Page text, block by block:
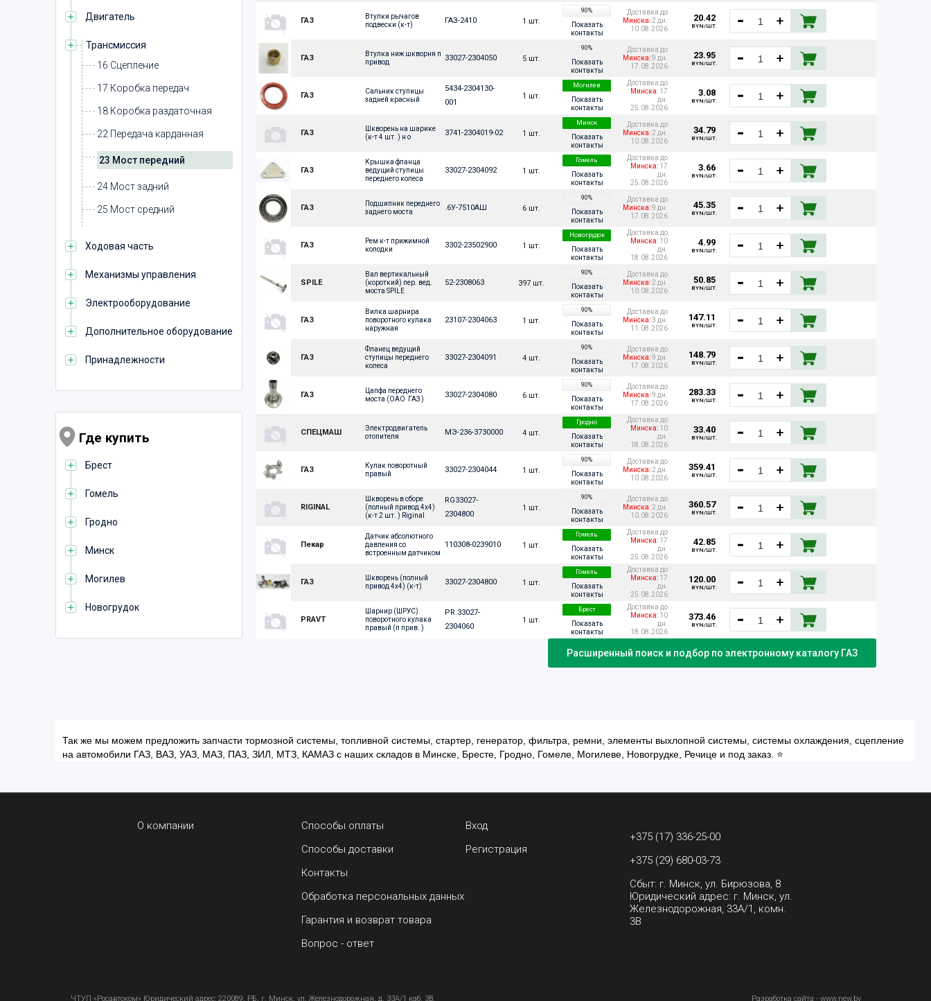
Двигатель
Трансмиссия
16 Сцепление
17 Коробка передач
18 Коробка раздаточная
22 Передача карданная
23 Мост передний
24 Мост задний
25 Мост средний
Ходовая часть
Механизмы управления
Электрооборудование
Дополнительное оборудование
Принадлежности
Где купить
Брест
Гомель
Гродно
Минск
Могилев
Новогрудок
ГАЗ
Втулки рычагов
подвески (к-т)
ГАЗ-2410 1 шт.
90%
Показать
контакты
Доставка до
Минска:2 дн.
10.08.2026
20.42
BYN/ШТ.
ГАЗ
Втулка ниж шкворня п
привод
33027-2304050 5 шт.
90%
Показать
контакты
Доставка до
Минска:9 дн.
17.08.2026
23.95
BYN/ШТ.
ГАЗ
Сальник ступицы
задней красный
5434-2304130-
001
1 шт.
Могилев
Показать
контакты
Доставка до
Минска:17
дн.
25.08.2026
3.08
BYN/ШТ.
ГАЗ
Шкворень на шарике
(к-т 4 шт. ) н о
3741-2304019-02 1 шт.
Минск
Показать
контакты
Доставка до
Минска:2 дн.
10.08.2026
34.79
BYN/ШТ.
ГАЗ
Крышка фланца
ведущий ступицы
переднего колеса
33027-2304092 1 шт.
Гомель
Показать
контакты
Доставка до
Минска:17
дн.
25.08.2026
3.66
BYN/ШТ.
ГАЗ
Подшипник переднего
заднего моста
.6У-7510АШ 6 шт.
90%
Показать
контакты
Доставка до
Минска:9 дн.
17.08.2026
45.35
BYN/ШТ.
ГАЗ
Рем к-т прижимной
колодки
3302-23502900 1 шт.
Новогрудок
Показать
контакты
Доставка до
Минска:10
дн.
18.08.2026
4.99
BYN/ШТ.
SPILE
Вал вертикальный
(короткий) пер. вед.
моста SPILE
52-2308063 397 шт.
90%
Показать
контакты
Доставка до
Минска:2 дн.
10.08.2026
50.85
BYN/ШТ.
ГАЗ
Вилка шарнира
поворотного кулака
наружная
23107-2304063 1 шт.
90%
Показать
контакты
Доставка до
Минска:3 дн.
11.08.2026
147.11
BYN/ШТ.
ГАЗ
Фланец ведущий
ступицы переднего
колеса
33027-2304091 4 шт.
90%
Показать
контакты
Доставка до
Минска:9 дн.
17.08.2026
148.79
BYN/ШТ.
ГАЗ
Цапфа переднего
моста (ОАО  ГАЗ )
33027-2304080 6 шт.
90%
Показать
контакты
Доставка до
Минска:9 дн.
17.08.2026
283.33
BYN/ШТ.
СПЕЦМАШ
Электродвигатель
отопителя
МЭ-236-3730000 4 шт.
Гродно
Показать
контакты
Доставка до
Минска:10
дн.
18.08.2026
33.40
BYN/ШТ.
ГАЗ
Кулак поворотный
правый
33027-2304044 1 шт.
90%
Показать
контакты
Доставка до
Минска:2 дн.
10.08.2026
359.41
BYN/ШТ.
RIGINAL
Шкворень в сборе
(полный привод 4х4)
(к-т 2 шт. ) Riginal
RG33027-
2304800
1 шт.
90%
Показать
контакты
Доставка до
Минска:2 дн.
10.08.2026
360.57
BYN/ШТ.
Пекар
Датчик абсолютного
давления со
встроенным датчиком
110308-0239010 1 шт.
Гомель
Показать
контакты
Доставка до
Минска:17
дн.
25.08.2026
42.85
BYN/ШТ.
ГАЗ
Шкворень (полный
привод 4х4) (к-т)
33027-2304800 1 шт.
Гомель
Показать
контакты
Доставка до
Минска:17
дн.
25.08.2026
120.00
BYN/ШТ.
PRAVT
Шарнир (ШРУС)
поворотного кулака
правый (п прив. )
PR.33027-
2304060
1 шт.
Брест
Показать
контакты
Доставка до
Минска:10
дн.
18.08.2026
373.46
BYN/ШТ.
Расширенный поиск и подбор по электронному каталогу ГАЗ
Так же мы можем предложить запчасти тормозной системы, топливной системы, стартер, генератор, фильтра, ремни, элементы выхлопной системы, системы охлаждения, сцепление
на автомобили ГАЗ, ВАЗ, УАЗ, МАЗ, ПАЗ, ЗИЛ, МТЗ, КАМАЗ с наших складов в Минске, Бресте, Гродно, Гомеле, Могилеве, Новогрудке, Речице и под заказ. ⭐
О компании
Способы оплаты
Способы доставки
Контакты
Обработка персональных данных
Гарантия и возврат товара
Вопрос - ответ
Вход
Регистрация
+375 (17) 336-25-00
+375 (29) 680-03-73
Сбыт: г. Минск, ул. Бирюзова, 8
Юридический адрес: г. Минск, ул.
Железнодорожная, 33А/1, комн.
3В
ЧТУП «Росавтоком» Юридический адрес: 220089, РБ, г. Минск, ул. Железнодорожная, д. 33А/1 каб. 3В. Разработка сайта - www.new.by